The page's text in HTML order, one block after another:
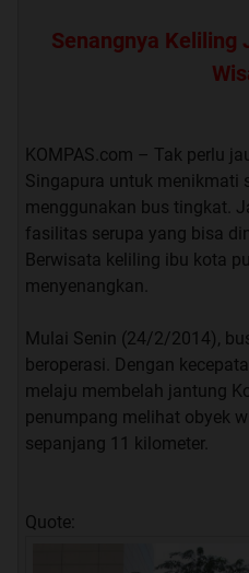
Senangnya Keliling
KOMPAS.com – Tak perlu
Singapura untuk menikmati
menggunakan bus tingkat.
fasilitas serupa yang bisa
Berwisata keliling ibu kota
menyenangkan.
Mulai Senin (24/2/2014),
beroperasi. Dengan
melaju membelah jantung
penumpang melihat obyek
sepanjang 11 kilometer.
Quote: